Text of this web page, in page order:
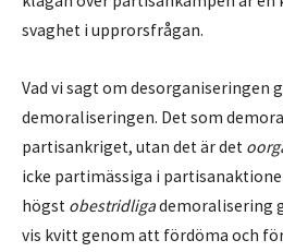
svaghet i upprorsfrågan.
Vad vi sagt om desorganiseringen
demoraliseringen. Det som
partisankriget, utan det är det
icke partimässiga i
högst obestridligademoralisering
vis kvitt genom att fördöma och